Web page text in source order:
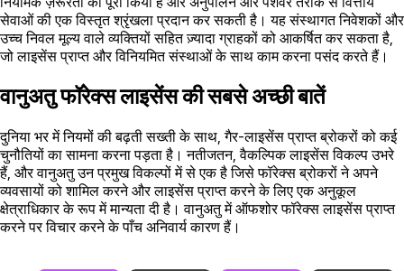
सेवाओं की एक विस्तृत श्रृंखला प्रदान कर सकती है। यह संस्थागत निवेशकों और
उच्च निवल मूल्य वाले व्यक्तियों सहित ज़्यादा ग्राहकों को आकर्षित कर सकता है,
जो लाइसेंस प्राप्त और विनियमित संस्थाओं के साथ काम करना पसंद करते हैं।
वानुअतु फॉरेक्स लाइसेंस की सबसे अच्छी बातें
दुनिया भर में नियमों की बढ़ती सख्ती के साथ, गैर-लाइसेंस प्राप्त ब्रोकरों को कई
चुनौतियों का सामना करना पड़ता है। नतीजतन, वैकल्पिक लाइसेंस विकल्प उभरे
हैं, और वानुअतु उन प्रमुख विकल्पों में से एक है जिसे फॉरेक्स ब्रोकरों ने अपने
व्यवसायों को शामिल करने और लाइसेंस प्राप्त करने के लिए एक अनुकूल
क्षेत्राधिकार के रूप में मान्यता दी है। वानुअतु में ऑफशोर फॉरेक्स लाइसेंस प्राप्त
करने पर विचार करने के पाँच अनिवार्य कारण हैं।